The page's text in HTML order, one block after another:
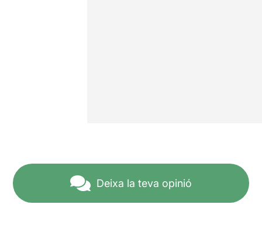
Deixa la teva opinió